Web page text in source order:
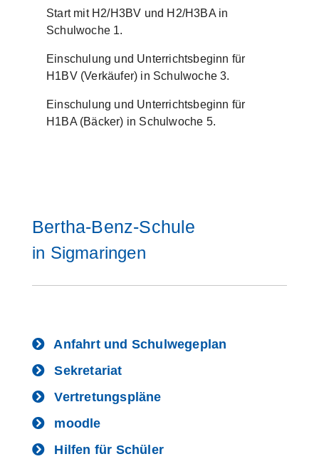
Start mit H2/H3BV und H2/H3BA in
Schulwoche 1.
Einschulung und Unterrichtsbeginn für
H1BV (Verkäufer) in Schulwoche 3.
Einschulung und Unterrichtsbeginn für
H1BA (Bäcker) in Schulwoche 5.
Bertha-Benz-Schule
in Sigmaringen
Anfahrt und Schulwegeplan
Sekretariat
Vertretungspläne
moodle
Hilfen für Schüler